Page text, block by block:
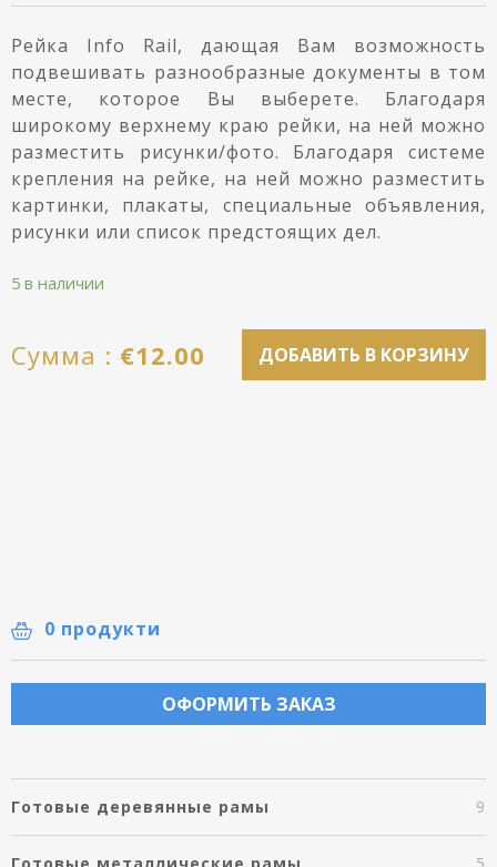
Рейка Info Rail, дающая Вам возможность
подвешивать разнообразные документы в том
месте, которое Вы выберете. Благодаря
широкому верхнему краю рейки, на ней можно
разместить рисунки/фото. Благодаря системе
крепления на рейке, на ней можно разместить
картинки, плакаты, специальные объявления,
рисунки или список предстоящих дел.
5 в наличии
Cумма : €12.00 ДОБАВИТЬ В КОРЗИНУ
0 продукти
ОФОРМИТЬ ЗАКАЗ
Готовые деревянные рамы 9